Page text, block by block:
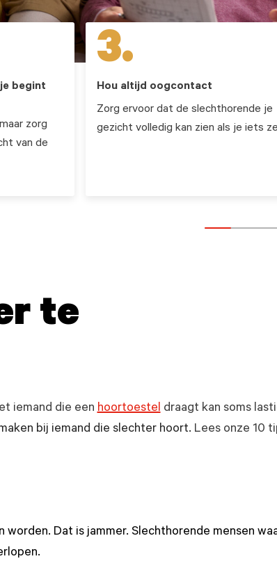
begint
zorg
van de
3.
Hou altijd oogcontact
Zorg ervoor dat de slechthorende je
gezicht volledig kan zien als je iets
te
iemand die eenhoortoesteldraagt kan soms
bij iemand die slechter hoort. Lees onze 10
Dat is jammer. Slechthorende mensen